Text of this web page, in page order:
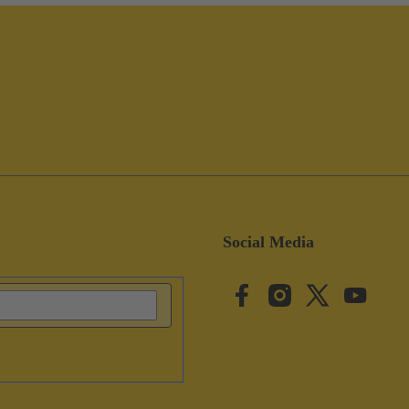
Social Media